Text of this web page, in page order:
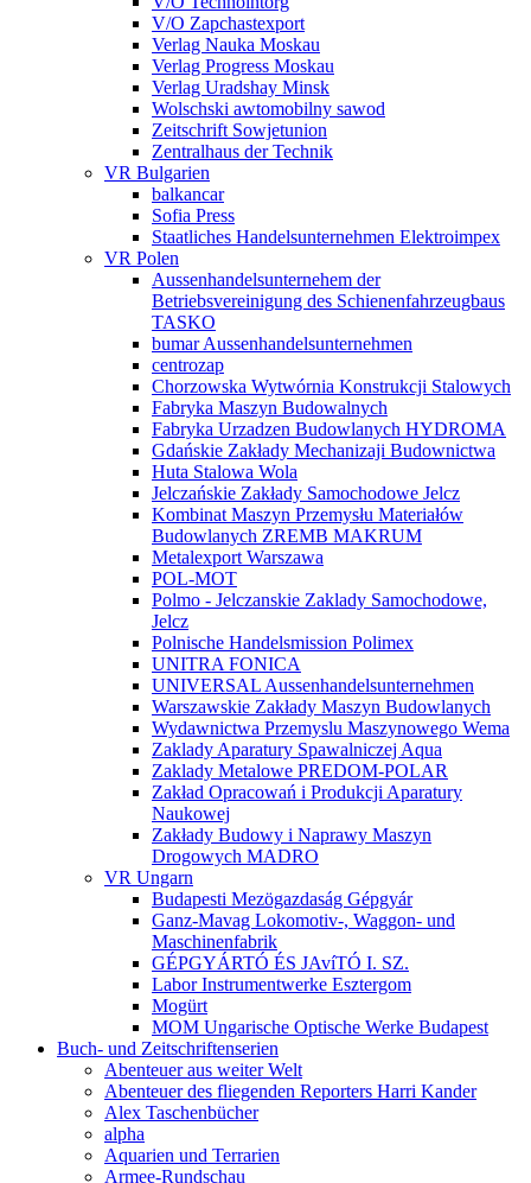
V/O Zapchastexport
Verlag Nauka Moskau
Verlag Progress Moskau
Verlag Uradshay Minsk
Wolschski awtomobilny sawod
Zeitschrift Sowjetunion
Zentralhaus der Technik
VR Bulgarien
balkancar
Sofia Press
Staatliches Handelsunternehmen Elektroimpex
VR Polen
Aussenhandelsunternehem der
Betriebsvereinigung des Schienenfahrzeugbaus
TASKO
bumar Aussenhandelsunternehmen
centrozap
Chorzowska Wytwórnia Konstrukcji Stalowych
Fabryka Maszyn Budowalnych
Fabryka Urzadzen Budowlanych HYDROMA
Gdańskie Zakłady Mechanizaji Budownictwa
Huta Stalowa Wola
Jelczańskie Zakłady Samochodowe Jelcz
Kombinat Maszyn Przemysłu Materiałów
Budowlanych ZREMB MAKRUM
Metalexport Warszawa
POL-MOT
Polmo - Jelczanskie Zaklady Samochodowe,
Jelcz
Polnische Handelsmission Polimex
UNITRA FONICA
UNIVERSAL Aussenhandelsunternehmen
Warszawskie Zakłady Maszyn Budowlanych
Wydawnictwa Przemyslu Maszynowego Wema
Zaklady Aparatury Spawalniczej Aqua
Zaklady Metalowe PREDOM-POLAR
Zakład Opracowań i Produkcji Aparatury
Naukowej
Zakłady Budowy i Naprawy Maszyn
Drogowych MADRO
VR Ungarn
Budapesti Mezögazdaság Gépgyár
Ganz-Mavag Lokomotiv-, Waggon- und
Maschinenfabrik
GÉPGYÁRTÓ ÉS JAvíTÓ I. SZ.
Labor Instrumentwerke Esztergom
Mogürt
MOM Ungarische Optische Werke Budapest
Buch- und Zeitschriftenserien
Abenteuer aus weiter Welt
Abenteuer des fliegenden Reporters Harri Kander
Alex Taschenbücher
alpha
Aquarien und Terrarien
Armee-Rundschau